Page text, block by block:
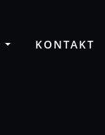
KONTAKT